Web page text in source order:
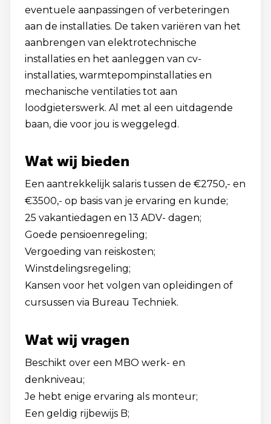
eventuele aanpassingen of verbeteringen
aan de installaties. De taken variëren van het
aanbrengen van elektrotechnische
installaties en het aanleggen van cv-
installaties, warmtepompinstallaties en
mechanische ventilaties tot aan
loodgieterswerk. Al met al een uitdagende
baan, die voor jou is weggelegd.
Wat wij bieden
Een aantrekkelijk salaris tussen de €2750,- en
€3500,- op basis van je ervaring en kunde;
25 vakantiedagen en 13 ADV- dagen;
Goede pensioenregeling;
Vergoeding van reiskosten;
Winstdelingsregeling;
Kansen voor het volgen van opleidingen of
cursussen via Bureau Techniek.
Wat wij vragen
Beschikt over een MBO werk- en
denkniveau;
Je hebt enige ervaring als monteur;
Een geldig rijbewijs B;